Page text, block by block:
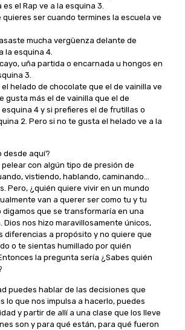
el Rap ve a la esquina 3.
quieres ser cuando termines la escuela ve
mucha vergüenza delante de
la esquina 4.
uña partida o encarnada u hongos en
3.
el helado de chocolate que el de vainilla ve
gusta más el de vainilla que el de
4 y si prefieres el de frutillas o
2. Pero si no te gusta el helado ve a la
desde aquí?
con algún tipo de presión de
vistiendo, hablando, caminando…
Pero, ¿quién quiere vivir en un mundo
van a querer ser como tu y tu
digamos que se transformaría en una
Dios nos hizo maravillosamente únicos,
diferencias a propósito y no quiere que
o te sientas humillado por quién
la pregunta sería ¿Sabes quién
puedes hablar de las decisiones que
lo que nos impulsa a hacerlo, puedes
y partir de allí a una clase que los lleve
son y para qué están, para qué fueron